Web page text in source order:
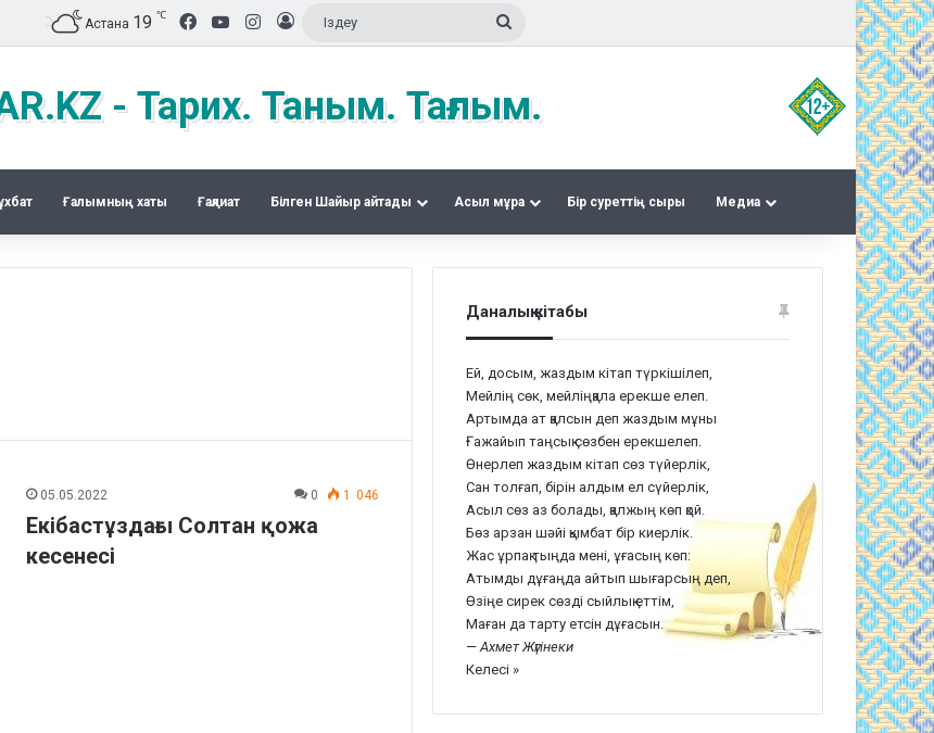
Астана 19 ℃ FacebookYouTubeInstagram
Кіру Іздеу
- Тарих. Таным. Тағлым.
Ғалымның хаты Ғақлиат Білген Шайыр айтады Асыл мұра Бір суреттің сыры Медиа
05.05.2022 0 1 046
Екібастұздағы Солтан қожа
кесенесі
Даналық кітабы
Ей, досым, жаздым кітап түркішілеп,
Мейлің сөк, мейліңқала ерекше елеп.
Артымда ат қалсын деп жаздым мұны
Ғажайып таңсық сөзбен ерекшелеп.
Өнерлеп жаздым кітап сөз түйерлік,
Сан толғап, бірін алдым ел сүйерлік,
Асыл сөз аз болады, қалжың көп қой.
Бөз арзан шәйі қымбат бір киерлік.
Жас ұрпақ тыңда мені, ұғасың көп:
Атымды дұғаңда айтып шығарсың деп,
Өзіңе сирек сөзді сыйлық еттім,
Маған да тарту етсін дұғасын.
—Ахмет Жүгінеки
Келесі »